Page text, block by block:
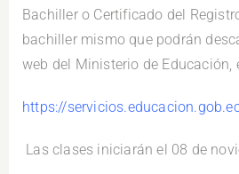
Bachiller o Certificado del
bachiller mismo que podrán
web del Ministerio de Educación,
https://
Las clases iniciarán el 08 de